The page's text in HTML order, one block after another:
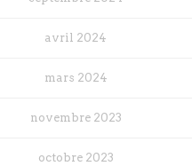
avril 2024
mars 2024
novembre 2023
octobre 2023